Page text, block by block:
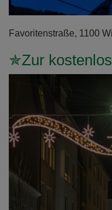
Favoritenstraße, 1100
✯Zur